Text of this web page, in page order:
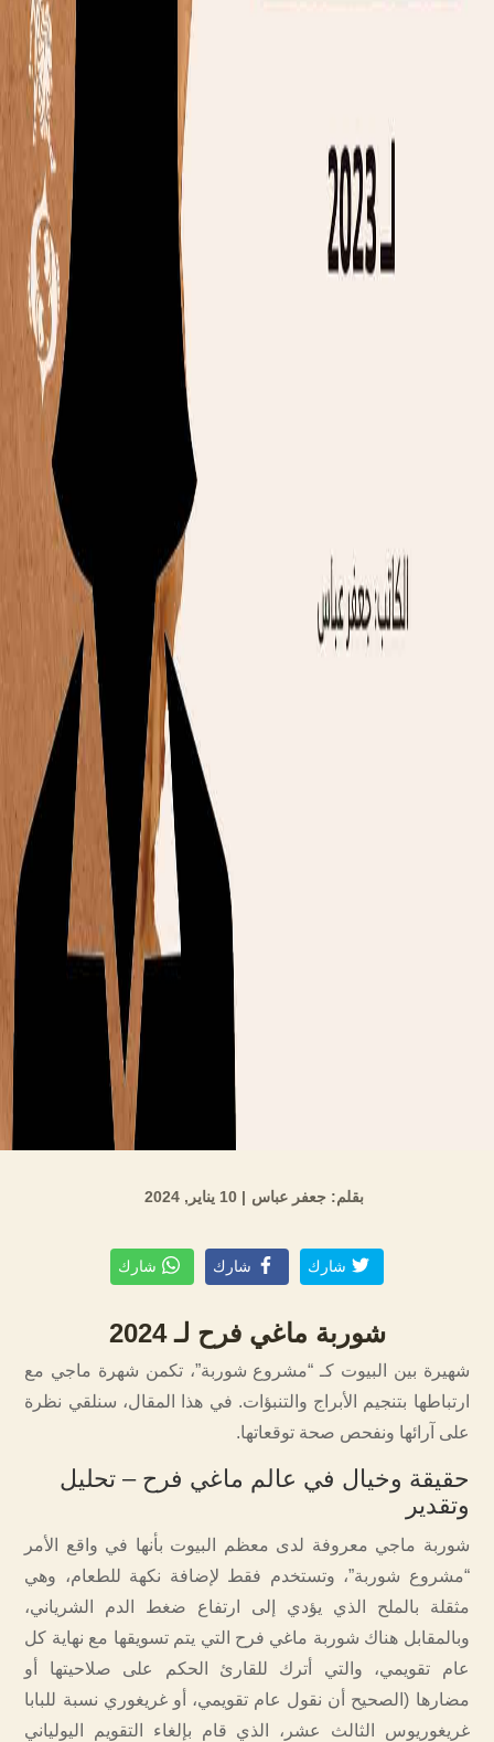
بقلم: جعفر عباس | 10 يناير, 2024
شارك شارك شارك
شوربة ماغي فرح لـ 2024
شهيرة بين البيوت كـ “مشروع شوربة”، تكمن شهرة ماجي مع
ارتباطها بتنجيم الأبراج والتنبؤات. في هذا المقال، سنلقي نظرة
على آرائها ونفحص صحة توقعاتها.
حقيقة وخيال في عالم ماغي فرح – تحليل
وتقدير
شوربة ماجي معروفة لدى معظم البيوت بأنها في واقع الأمر
“مشروع شوربة”، وتستخدم فقط لإضافة نكهة للطعام، وهي
مثقلة بالملح الذي يؤدي إلى ارتفاع ضغط الدم الشرياني،
وبالمقابل هناك شوربة ماغي فرح التي يتم تسويقها مع نهاية كل
عام تقويمي، والتي أترك للقارئ الحكم على صلاحيتها أو
مضارها (الصحيح أن نقول عام تقويمي، أو غريغوري نسبة للبابا
غريغوريوس الثالث عشر، الذي قام بإلغاء التقويم اليولياني